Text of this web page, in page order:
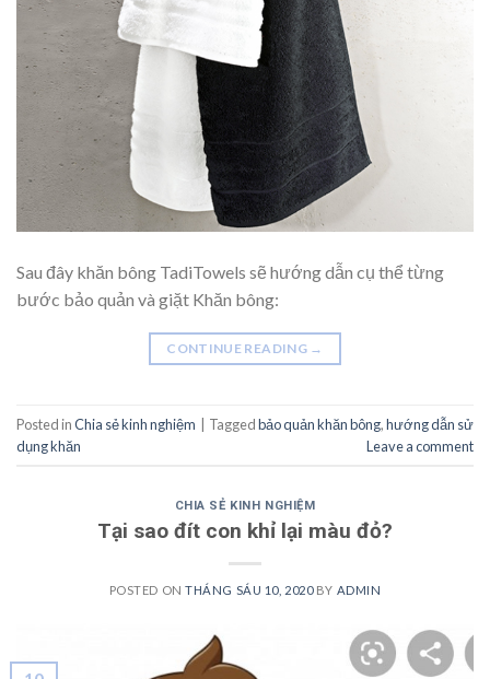
Sau đây khăn bông TadiTowels sẽ hướng dẫn cụ thể từng
bước bảo quản và giặt Khăn bông:
CONTINUE READING →
Posted inChia sẻ kinh nghiệm | Taggedbảo quản khăn bông,hướng dẫn sử
dụng khăn
Leave a comment
CHIA SẺ KINH NGHIỆM
Tại sao đít con khỉ lại màu đỏ?
POSTED ONTHÁNG SÁU 10, 2020BY ADMIN